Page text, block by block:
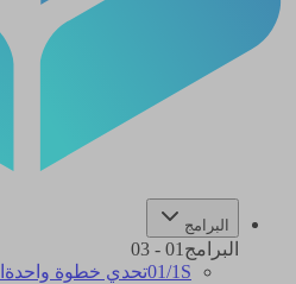
البرامج
البرامج 01
-
03
01/1S تحدي خطوة واحدة